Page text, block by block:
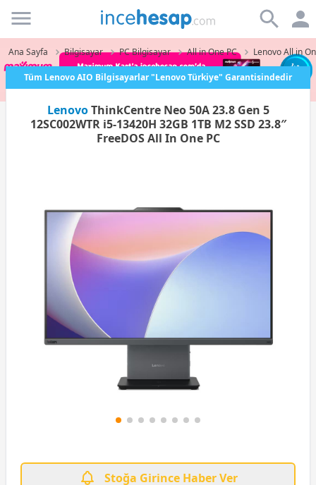
Incehesap
Ana Sayfa Bilgisayar PC Bilgisayar All in One PC Lenovo All in
Tüm Lenovo AIO Bilgisayarlar "Lenovo Türkiye" Garantisindedir
LenovoThinkCentre Neo 50A 23.8 Gen 5
12SC002WTR i5-13420H 32GB 1TB M2 SSD 23.8″
FreeDOS All In One PC
Stoğa Girince Haber Ver